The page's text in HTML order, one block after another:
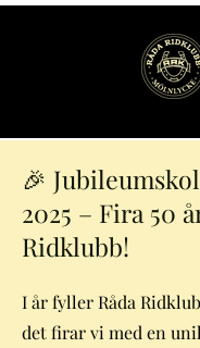
🎉
2025 – Fira 50
Ridklubb!
I år fyller Råda
det firar vi med en